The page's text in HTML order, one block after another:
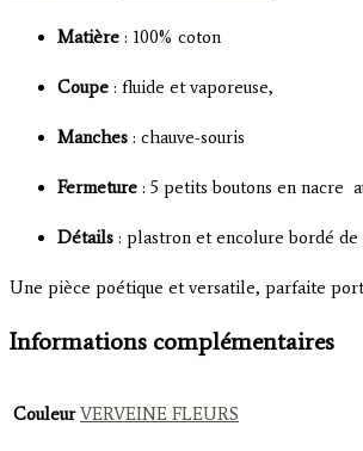
Matière : 100% coton
Coupe : fluide et vaporeuse,
Manches : chauve-souris
Fermeture : 5 petits boutons en nacre
Détails : plastron et encolure bordé
Une pièce poétique et versatile, parfaite
Informations complémentaires
Couleur VERVEINE FLEURS